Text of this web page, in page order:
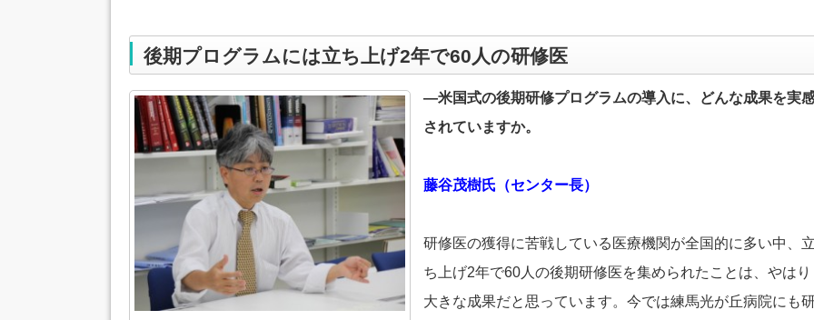
後期プログラムには立ち上げ2年で60人の研修医
―米国式の後期研修プログラムの導入に、どんな成果を実
されていますか。
藤谷茂樹氏（センター長）
研修医の獲得に苦戦している医療機関が全国的に多い中、
ち上げ2年で60人の後期研修医を集められたことは、やはり
大きな成果だと思っています。今では練馬光が丘病院にも